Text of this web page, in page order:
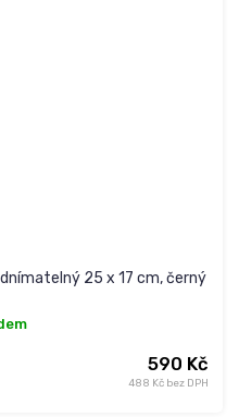
25 x 17 cm, černý
488 Kč bez DPH
590 Kč